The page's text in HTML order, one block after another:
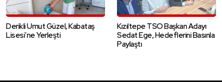
Derikli Umut Güzel, Kabataş
Lisesi’ne Yerleşti
Kızıltepe TSO Başkan Adayı
Sedat Ege, Hedeflerini Basınla
Paylaştı